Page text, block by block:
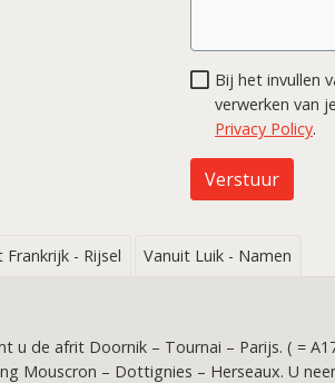
Bij het invullen
verwerken van
Privacy Policy.
Verstuur
Frankrijk - Rijsel Vanuit Luik - Namen
de afrit Doornik – Tournai – Parijs. ( =
Mouscron – Dottignies – Herseaux. U